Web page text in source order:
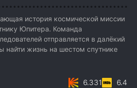
история космической миссии
Юпитера. Команда
отправляется в далёкий
найти жизнь на шестом спутнике
6.331 6.4